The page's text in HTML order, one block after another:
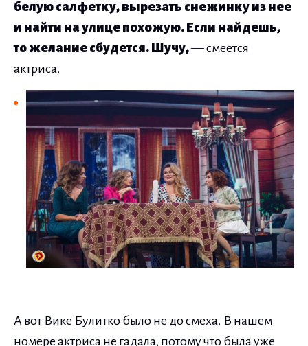
белую салфетку, вырезать снежинку из нее
и найти на улице похожую. Если найдешь,
то желание сбудется. Шучу,— смеется
актриса.
А вот Вике Булитко было не до смеха. В нашем
номере актриса не гадала, потому что была уже